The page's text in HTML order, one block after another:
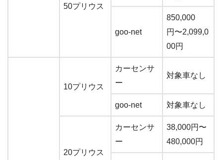
50プリウス
goo-net
850,000
円〜2,099,0
00円
10プリウス
カーセンサ
ー
対象車なし
goo-net 対象車なし
20プリウス
カーセンサ
ー
38,000円〜
480,000円